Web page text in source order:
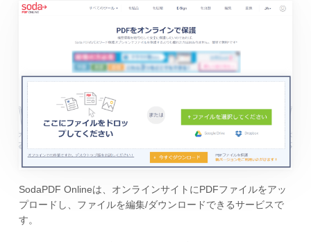
SodaPDF Onlineは、オンラインサイトにPDFファイルをアッ
プロードし、ファイルを編集/ダウンロードできるサービスで
す。